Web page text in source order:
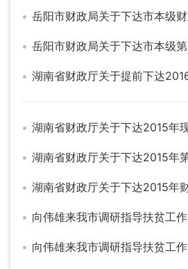
向伟雄来我市调研指导扶贫工作
向伟雄来我市调研指导扶贫工作